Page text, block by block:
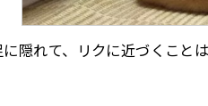
に隠れて、リクに近づくこと